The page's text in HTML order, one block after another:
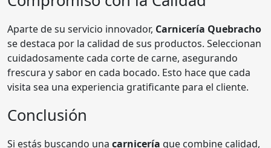
Aparte de su servicio innovador, Carnicería Quebracho
se destaca por la calidad de sus productos. Seleccionan
cuidadosamente cada corte de carne, asegurando
frescura y sabor en cada bocado. Esto hace que cada
visita sea una experiencia gratificante para el cliente.
Conclusión
Si estás buscando una carnicería que combine calidad,